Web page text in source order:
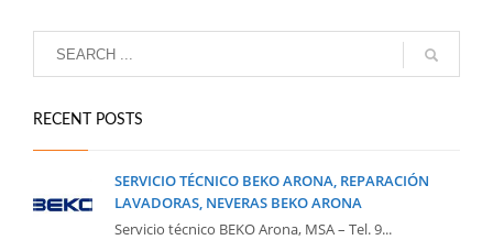
RECENT POSTS
SERVICIO TÉCNICO BEKO ARONA, REPARACIÓN
LAVADORAS, NEVERAS BEKO ARONA
Servicio técnico BEKO Arona, MSA – Tel. 9...